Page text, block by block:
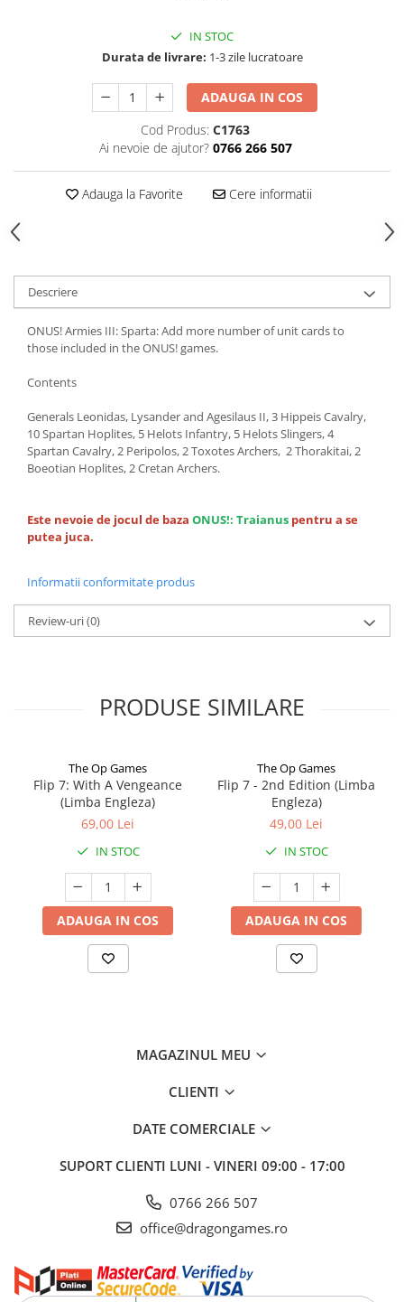
IN STOC
Durata de livrare: 1-3 zile lucratoare
ADAUGA IN COS
Cod Produs: C1763
Ai nevoie de ajutor? 0766 266 507
Adauga la Favorite Cere informatii
Descriere
ONUS! Armies III: Sparta: Add more number of unit cards to
those included in the ONUS! games.
Contents
Generals Leonidas, Lysander and Agesilaus II, 3 Hippeis Cavalry,
10 Spartan Hoplites, 5 Helots Infantry, 5 Helots Slingers, 4
Spartan Cavalry, 2 Peripolos, 2 Toxotes Archers, 2 Thorakitai, 2
Boeotian Hoplites, 2 Cretan Archers.
Este nevoie de jocul de baza ONUS!: Traianus pentru a se
putea juca.
Informatii conformitate produs
Review-uri(0)
PRODUSE SIMILARE
The Op Games
Flip 7: With A Vengeance
(Limba Engleza)
69,00 Lei
IN STOC
ADAUGA IN COS
The Op Games
Flip 7 - 2nd Edition (Limba
Engleza)
49,00 Lei
IN STOC
ADAUGA IN COS
MAGAZINUL MEU
CLIENTI
DATE COMERCIALE
SUPORT CLIENTI LUNI - VINERI 09:00 - 17:00
0766 266 507
office@dragongames.ro